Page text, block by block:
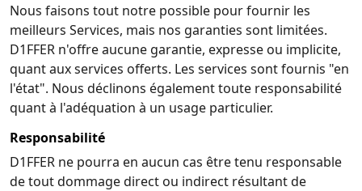
Nous faisons tout notre possible pour fournir les
meilleurs Services, mais nos garanties sont limitées.
D1FFER n'offre aucune garantie, expresse ou implicite,
quant aux services offerts. Les services sont fournis "en
l'état". Nous déclinons également toute responsabilité
quant à l'adéquation à un usage particulier.
Responsabilité
D1FFER ne pourra en aucun cas être tenu responsable
de tout dommage direct ou indirect résultant de